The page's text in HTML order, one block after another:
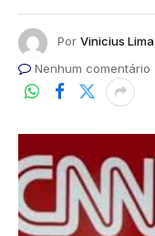
Por Vinicius Lima
Nenhum comentário